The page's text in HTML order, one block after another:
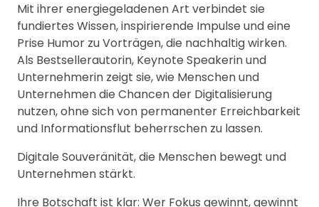
Mit ihrer energiegeladenen Art verbindet sie
fundiertes Wissen, inspirierende Impulse und eine
Prise Humor zu Vorträgen, die nachhaltig wirken.
Als Bestsellerautorin, Keynote Speakerin und
Unternehmerin zeigt sie, wie Menschen und
Unternehmen die Chancen der Digitalisierung
nutzen, ohne sich von permanenter Erreichbarkeit
und Informationsflut beherrschen zu lassen.
Digitale Souveränität, die Menschen bewegt und
Unternehmen stärkt.
Ihre Botschaft ist klar: Wer Fokus gewinnt, gewinnt